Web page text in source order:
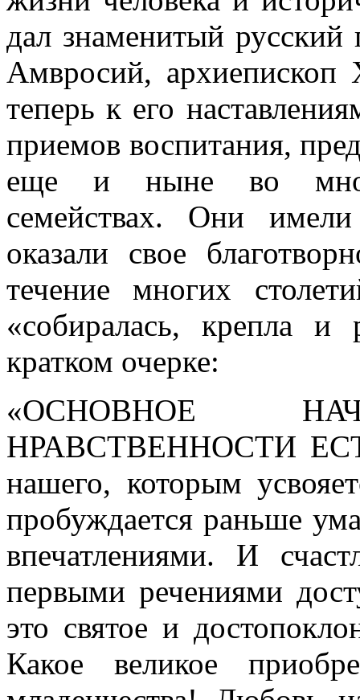
дал знаменитый
Амвросий,
теперь к его
приемов воспитания,
еще и ныне во
семействах. Они
оказали свое
течение многих
«собиралась, крепла
кратком очерке:
«ОСНОВНОЕ
НРАВСТВЕННОСТИ
нашего, которым
пробуждается раньше
впечатлениями. И
первыми речениями
это святое и
Какое великое